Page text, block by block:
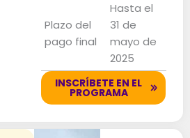
Plazo del
pago final
Hasta el
31 de
mayo de
2025
INSCRÍBETE EN EL
PROGRAMA